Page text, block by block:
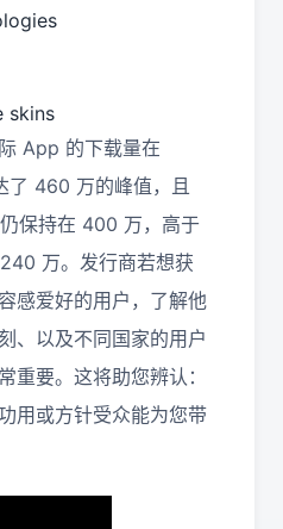
skins
App 的下载量在
了 460 万的峰值，且
保持在 400 万，高于
万。发行商若想获
感爱好的用户，了解他
、以及不同国家的用户
重要。这将助您辨认：
用或方针受众能为您带